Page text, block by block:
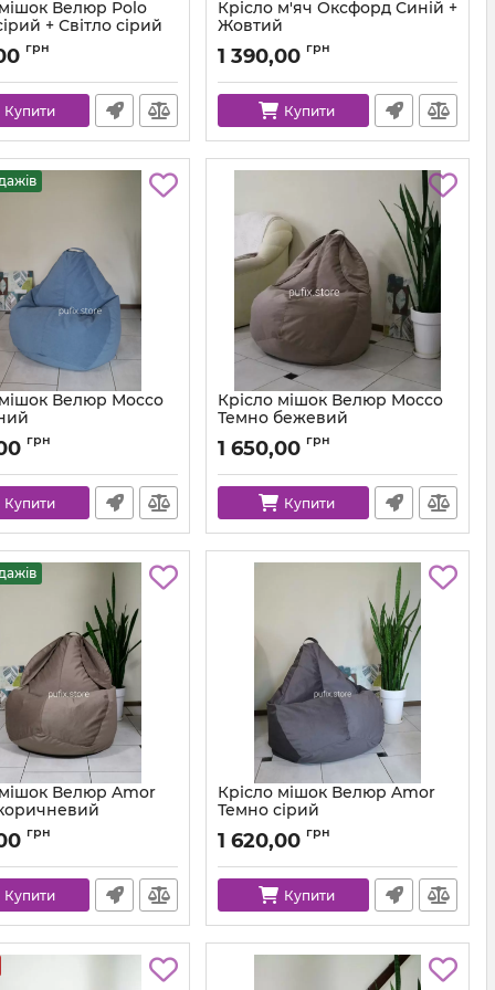
Велюр Polo
+ Світло сірий
polo-17-16-l
грн
Купити
Крісло м'яч Оксфорд Синій +
Жовтий
Артикул: ball-ox-213-111-80
1 390,00 грн
Купити
Велюр Mocco
mocco-82-l
грн
Купити
Крісло мішок Велюр Mocco
Темно бежевий
Артикул: km-mocco-9-l
1 650,00 грн
Купити
Велюр Amor
amor-5-l
грн
Купити
Крісло мішок Велюр Amor
Темно сірий
Артикул: km-amor-95-l
1 620,00 грн
Купити